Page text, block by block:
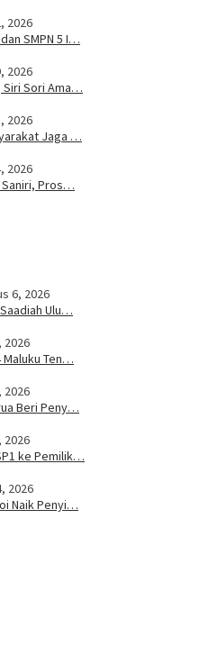
2026
SMPN 5 I…
2026
Siri Sori Ama…
2026
Jaga …
2026
Saniri, Pros…
6, 2026
Ulu…
2026
Maluku Ten…
2026
Beri Peny…
2026
ke Pemilik…
2026
Naik Penyi…